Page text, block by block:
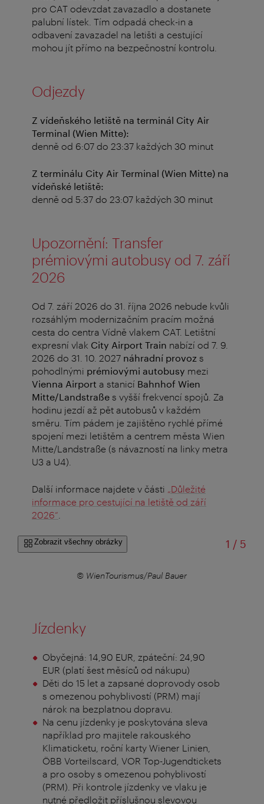
pro CAT odevzdat zavazadlo a dostanete
palubní lístek. Tím odpadá check-in a
odbavení zavazadel na letišti a cestující
mohou jít přímo na bezpečnostní kontrolu.
Odjezdy
Z vídeňského letiště na terminál City Air
Terminal (Wien Mitte):
denně od 6:07 do 23:37 každých 30 minut
Z terminálu City Air Terminal (Wien Mitte) na
vídeňské letiště:
denně od 5:37 do 23:07 každých 30 minut
Upozornění: Transfer
prémiovými autobusy od 7. září
2026
Od 7. září 2026 do 31. října 2026 nebude kvůli
rozsáhlým modernizačním pracím možná
cesta do centra Vídně vlakem CAT. Letištní
expresní vlak City Airport Train nabízí od 7. 9.
2026 do 31. 10. 2027 náhradní provoz s
pohodlnými prémiovými autobusy mezi
Vienna Airport a stanicí Bahnhof Wien
Mitte/Landstraße s vyšší frekvencí spojů. Za
hodinu jezdí až pět autobusů v každém
směru. Tím pádem je zajištěno rychlé přímé
spojení mezi letištěm a centrem města Wien
Mitte/Landstraße (s návazností na linky metra
U3 a U4).
Další informace najdete v části „Důležité
informace pro cestující na letiště od září
2026“
Zobrazit všechny obrázky 1 /z5
© WienTourismus/Paul Bauer
Jízdenky
Obyčejná: 14,90 EUR, zpáteční: 24,90
EUR (platí šest měsíců od nákupu)
Děti do 15 let a zapsané doprovody osob
s omezenou pohyblivostí (PRM) mají
nárok na bezplatnou dopravu.
Na cenu jízdenky je poskytována sleva
například pro majitele rakouského
Klimaticketu, roční karty Wiener Linien,
ÖBB Vorteilscard, VOR Top-Jugendtickets
a pro osoby s omezenou pohyblivostí
(PRM). Při kontrole jízdenky ve vlaku je
nutné předložit příslušnou slevovou